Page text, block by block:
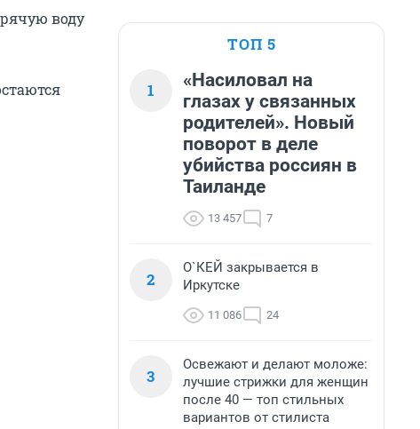
воду
ТОП 5
1
«Насиловал на
глазах у связанных
родителей». Новый
поворот в деле
убийства россиян в
Таиланде
13 457 7
2
О`КЕЙ закрывается в
Иркутске
11 086 24
3
Освежают и делают моложе:
лучшие стрижки для женщин
после 40 — топ стильных
вариантов от стилиста